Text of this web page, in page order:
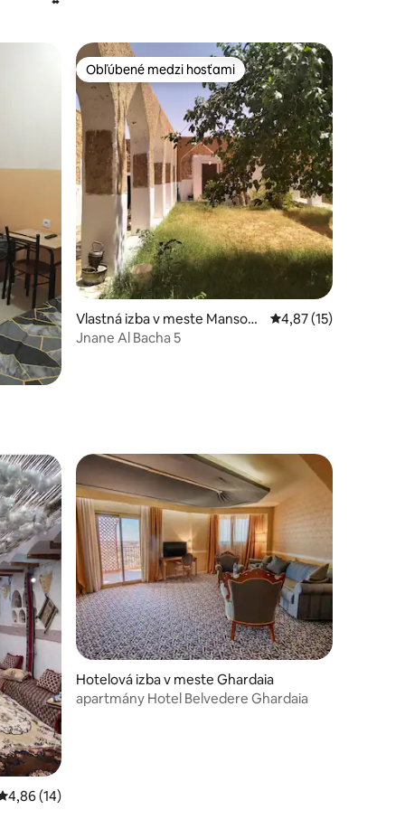
Obľúbené medzi hosťami
Obľúbené medzi hosťami
Vlastná izba v meste Mansour
a
Priemerné
4,87 (15)
Jnane Al Bacha 5
ohodnotenie 4,86 z 5, počet hodnotení: 14
4,86 (14)
Hotelová izba v meste Ghardaia
apartmány Hotel Belvedere Ghardaia